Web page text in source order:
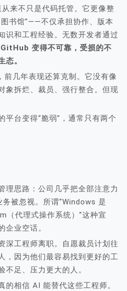
来不只是代码托管。它更像整
书馆”——不仅承担协作、版本
识和工程经验。无数开发者通过
变得不可靠，受损的不
态。
几年表现还算克制。它没有像
象拆烂、裁员、强行整合。但现
平台变得“脆弱”，通常只有两个
理思路：公司几乎把全部注意力
被忽视。所谓“Windows 是
代理式操作系统）”这种宣
企业空话。
深工程师离职。自愿裁员计划往
，因为他们最容易找到更好的工
不足、压力更大的人。
的相信 AI 能替代这些工程师。